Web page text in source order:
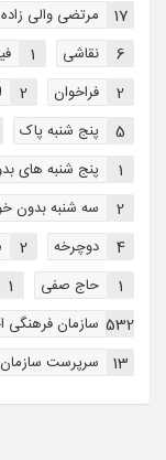
مرتضی والی زاده 17
نقاشی 6
1
فراخوان 2
2
پنج شنبه پاک 5
پنج شنبه های 1
سه شنبه بدون 2
دوچرخه 4
2
حاج صفی 1
1
سازمان فرهنگی 532
سرپرست سازمان 13